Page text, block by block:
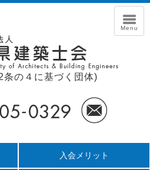
条の４に基づく団体)
入会メリット